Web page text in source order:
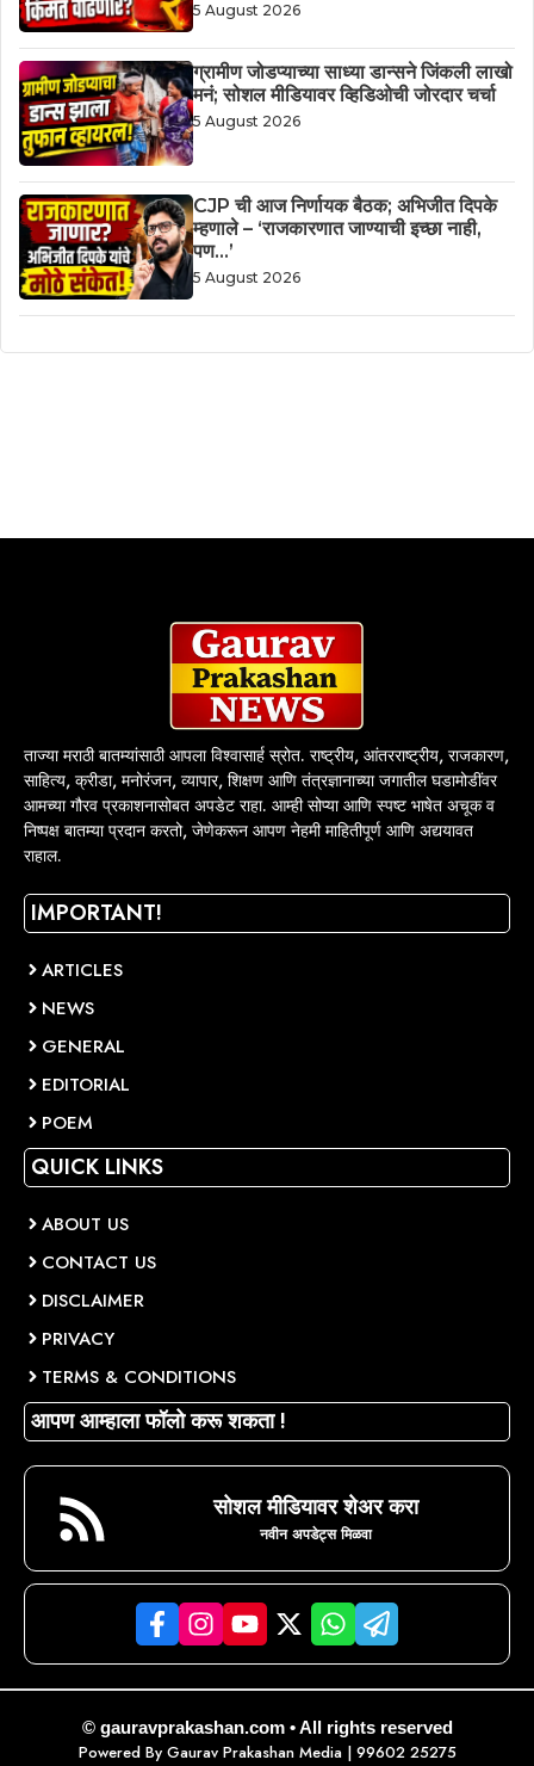
5 August 2026
ग्रामीण जोडप्याच्या साध्या डान्सने जिंकली लाखो
मनं; सोशल मीडियावर व्हिडिओची जोरदार चर्चा
5 August 2026
CJP ची आज निर्णायक बैठक; अभिजीत दिपके
म्हणाले – ‘राजकारणात जाण्याची इच्छा नाही,
पण…’
5 August 2026
ताज्या मराठी बातम्यांसाठी आपला विश्वासार्ह स्रोत. राष्ट्रीय, आंतरराष्ट्रीय, राजकारण,
साहित्य, क्रीडा, मनोरंजन, व्यापार, शिक्षण आणि तंत्रज्ञानाच्या जगातील घडामोडींवर
आमच्या गौरव प्रकाशनासोबत अपडेट राहा. आम्ही सोप्या आणि स्पष्ट भाषेत अचूक व
निष्पक्ष बातम्या प्रदान करतो, जेणेकरून आपण नेहमी माहितीपूर्ण आणि अद्ययावत
राहाल.
IMPORTANT!
ARTICLES
NEWS
GENERAL
EDITORIAL
POEM
QUICK LINKS
ABOUT US
CONTACT US
DISCLAIMER
PRIVACY
TERMS & CONDITIONS
आपण आम्हाला फॉलो करू शकता !
सोशल मीडियावर शेअर करा
नवीन अपडेट्स मिळवा
© gauravprakashan.com • All rights reserved
Powered By Gaurav Prakashan Media| 99602 25275